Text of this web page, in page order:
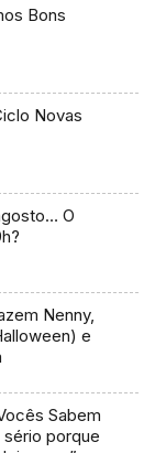
Bons
Novas
O
Nenny,
e
Sabem
sério porque